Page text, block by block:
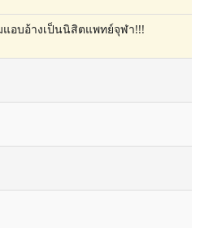
อบอ้างเป็นนิสิตแพทย์จุฬา!!!